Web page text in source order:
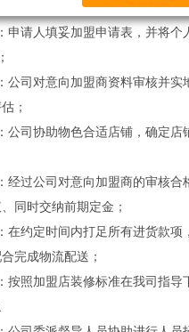
请人填妥加盟申请表，并将个
司对意向加盟商资料审核并实
；
司协助物色合适店铺，确定店
过公司对意向加盟商的审核合
同时交纳前期定金；
约定时间内打足所有进货款项
完成物流配送；
照加盟店装修标准在我司指导